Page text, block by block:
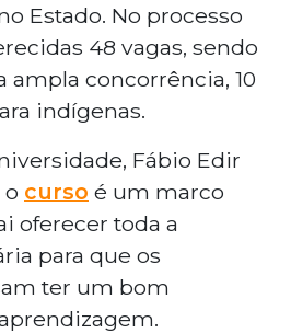
Estado. No processo
48 vagas, sendo
ampla concorrência, 10
indígenas.
Fábio Edir
o curso é um marco
oferecer toda a
para que os
ter um bom